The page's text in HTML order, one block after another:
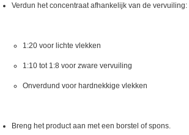
Verdun het concentraat afhankelijk van de vervuiling:
1:20 voor lichte vlekken
1:10 tot 1:8 voor zware vervuiling
Onverdund voor hardnekkige vlekken
Breng het product aan met een borstel of spons.